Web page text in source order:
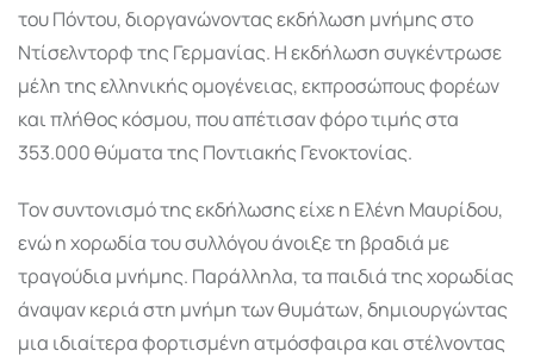
του Πόντου, διοργανώνοντας εκδήλωση μνήμης στο
Ντίσελντορφ της Γερμανίας. Η εκδήλωση συγκέντρωσε
μέλη της ελληνικής ομογένειας, εκπροσώπους φορέων
και πλήθος κόσμου, που απέτισαν φόρο τιμής στα
353.000 θύματα της Ποντιακής Γενοκτονίας.
Τον συντονισμό της εκδήλωσης είχε η Ελένη Μαυρίδου,
ενώ η χορωδία του συλλόγου άνοιξε τη βραδιά με
τραγούδια μνήμης. Παράλληλα, τα παιδιά της χορωδίας
άναψαν κεριά στη μνήμη των θυμάτων, δημιουργώντας
μια ιδιαίτερα φορτισμένη ατμόσφαιρα και στέλνοντας